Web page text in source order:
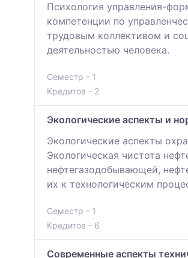
Психология управления-
компетенции по
трудовым коллективом и
деятельностью человека.
Семестр - 1
Кредитов - 2
Экологические аспекты и
Экологические аспекты
Экологическая чистота
нефтегазодобывающей,
их к технологическим
Семестр - 1
Кредитов - 6
Современные аспекты